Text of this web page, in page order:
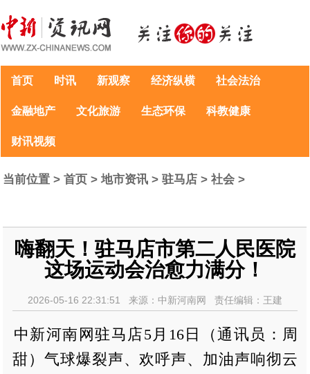
首页 时讯 新观察 经济纵横 社会法治
金融地产 文化旅游 生态环保 科教健康
财讯视频
当前位置 >首页 >地市资讯 >驻马店 >社会 >
嗨翻天！驻马店市第二人民医院
这场运动会治愈力满分！
2026-05-16 22:31:51 来源：中新河南网 责任编辑：王建
中新河南网驻马店5月16日（通讯员：周
甜）气球爆裂声、欢呼声、加油声响彻云